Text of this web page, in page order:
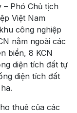
– Phó Chủ tịch
Việt Nam
công nghiệp
nằm ngoài các
biển, 8 KCN
diện tích đất tự
diện tích đất
thuê của các